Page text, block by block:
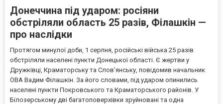
Донеччина під ударом: росіяни
обстріляли область 25 разів, Філашкін —
про наслідки
Протягом минулої доби, 1 серпня, російські війська 25 разів
обстріляли населені пункти Донецької області. Є жертви у
Дружківці, Краматорську та Слов’янську, повідомив начальник
ОВА Вадим Філашкін. За його словами, під ударом опинились
населені пункти Покровського та Краматорського районів. У
Білозерському дві багатоповерхівки зруйновані та одна